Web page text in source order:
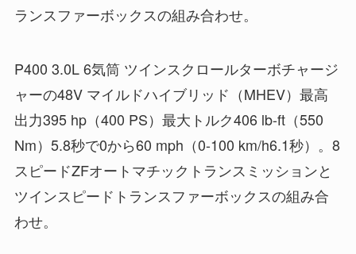
ランスファーボックスの組み合わせ。
P400 3.0L 6気筒 ツインスクロールターボチャージ
ャーの48V マイルドハイブリッド（MHEV）最高
出力395 hp（400 PS）最大トルク406 lb-ft（550
Nm）5.8秒で0から60 mph（0-100 km/h6.1秒）。8
スピードZFオートマチックトランスミッションと
ツインスピードトランスファーボックスの組み合
わせ。